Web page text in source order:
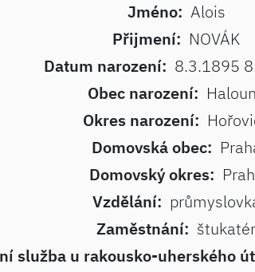
Jméno: Alois
Přijmení: NOVÁK
Datum narození: 8.3.1895
Obec narození:
Okres narození:
Domovská obec:
Domovský okres:
Vzdělání:
Zaměstnání: štukatér
služba u rakousko-uherského